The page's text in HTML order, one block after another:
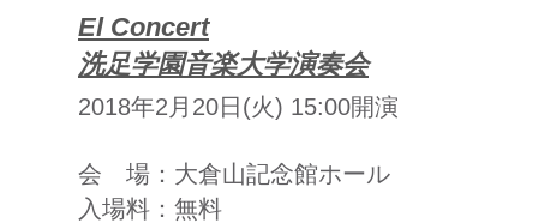
​El Concert
​洗足学園音楽大学演奏会
2018年2月20日(火) 15:00開演
会 場：大倉山記念館ホール
入場料：無料